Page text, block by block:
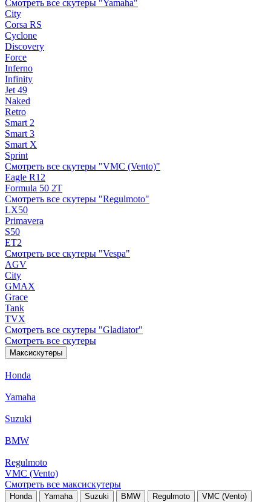
Смотреть все скутеры "Yamaha"
City
Corsa RS
Cyclone
Discovery
Force
Inferno
Infinity
Jet 49
Naked
Retro
Smart 2
Smart 3
Smart X
Sprint
Смотреть все скутеры "VMC (Vento)"
Eagle R12
Formula 50 2Т
Смотреть все скутеры "Regulmoto"
LX50
Primavera
S50
ET2
Смотреть все скутеры "Vespa"
AGV
City
GMAX
Grace
Tank
TVX
Смотреть все скутеры "Gladiator"
Смотреть все скутеры
Максискутеры
Honda
Yamaha
Suzuki
BMW
Regulmoto
VMC (Vento)
Смотреть все максискутеры
Honda Yamaha Suzuki BMW Regulmoto VMC (Vento)